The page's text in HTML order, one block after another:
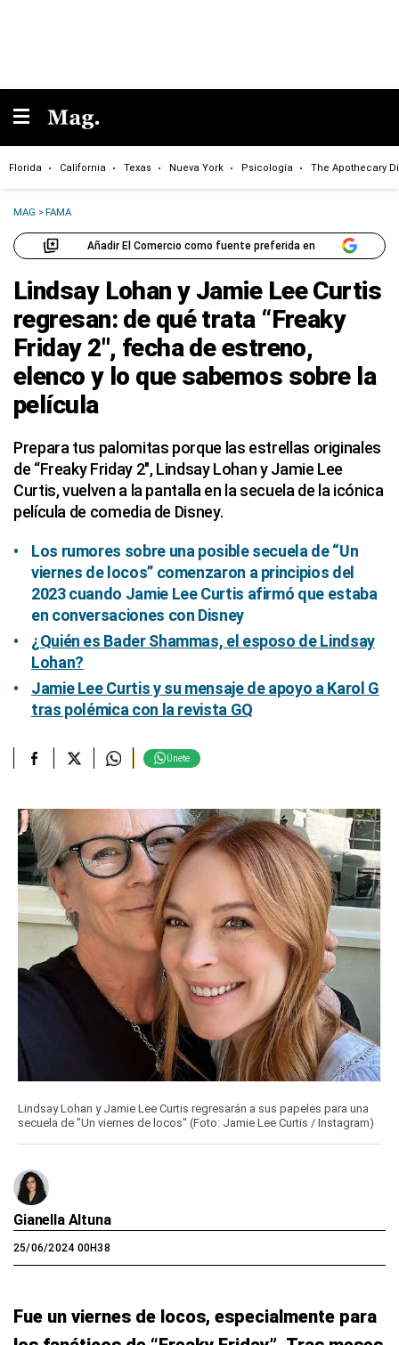
Florida California Texas Nueva York Psicología The Apothecary
MAG >FAMA
Añadir El Comercio como fuente preferida en
Lindsay Lohan y Jamie Lee Curtis
regresan: de qué trata “Freaky
Friday 2″, fecha de estreno,
elenco y lo que sabemos sobre la
película
Prepara tus palomitas porque las estrellas originales
de “Freaky Friday 2″, Lindsay Lohan y Jamie Lee
Curtis, vuelven a la pantalla en la secuela de la icónica
película de comedia de Disney.
Los rumores sobre una posible secuela de “Un
viernes de locos” comenzaron a principios del
2023 cuando Jamie Lee Curtis afirmó que estaba
en conversaciones con Disney
¿Quién es Bader Shammas, el esposo de Lindsay
Lohan?
Jamie Lee Curtis y su mensaje de apoyo a Karol G
tras polémica con la revista GQ
Únete
Lindsay Lohan y Jamie Lee Curtis regresarán a sus papeles para una
secuela de "Un viernes de locos" (Foto: Jamie Lee Curtis / Instagram)
Gianella Altuna
25/06/2024 00H38
Fue un viernes de locos, especialmente para